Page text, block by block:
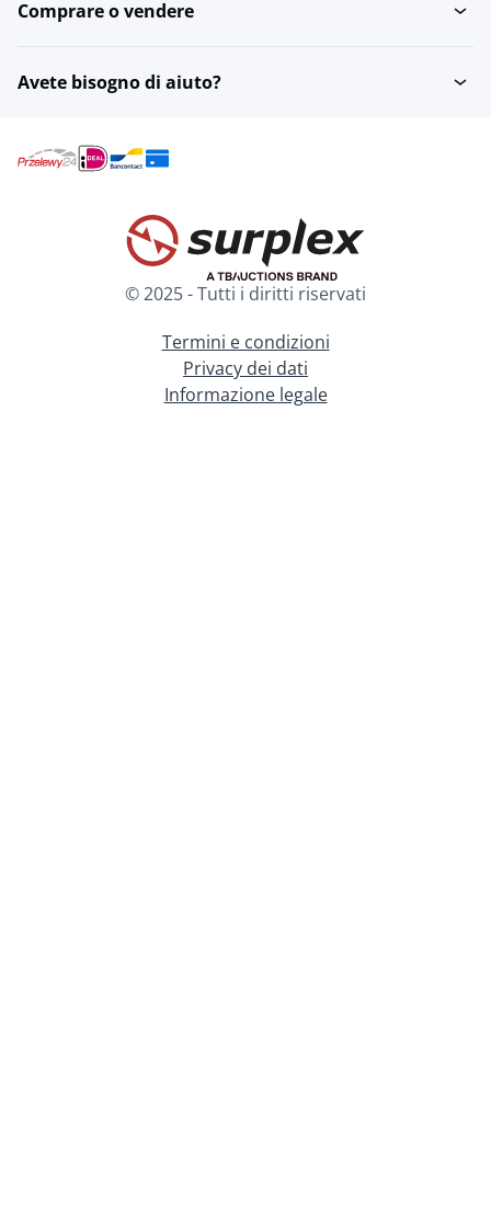
Comprare o vendere
Avete bisogno di aiuto?
© 2025 - Tutti i diritti riservati
Termini e condizioni
Privacy dei dati
Informazione legale